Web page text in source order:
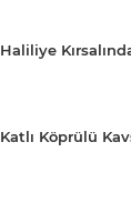
Haliliye
Katlı Köprülü